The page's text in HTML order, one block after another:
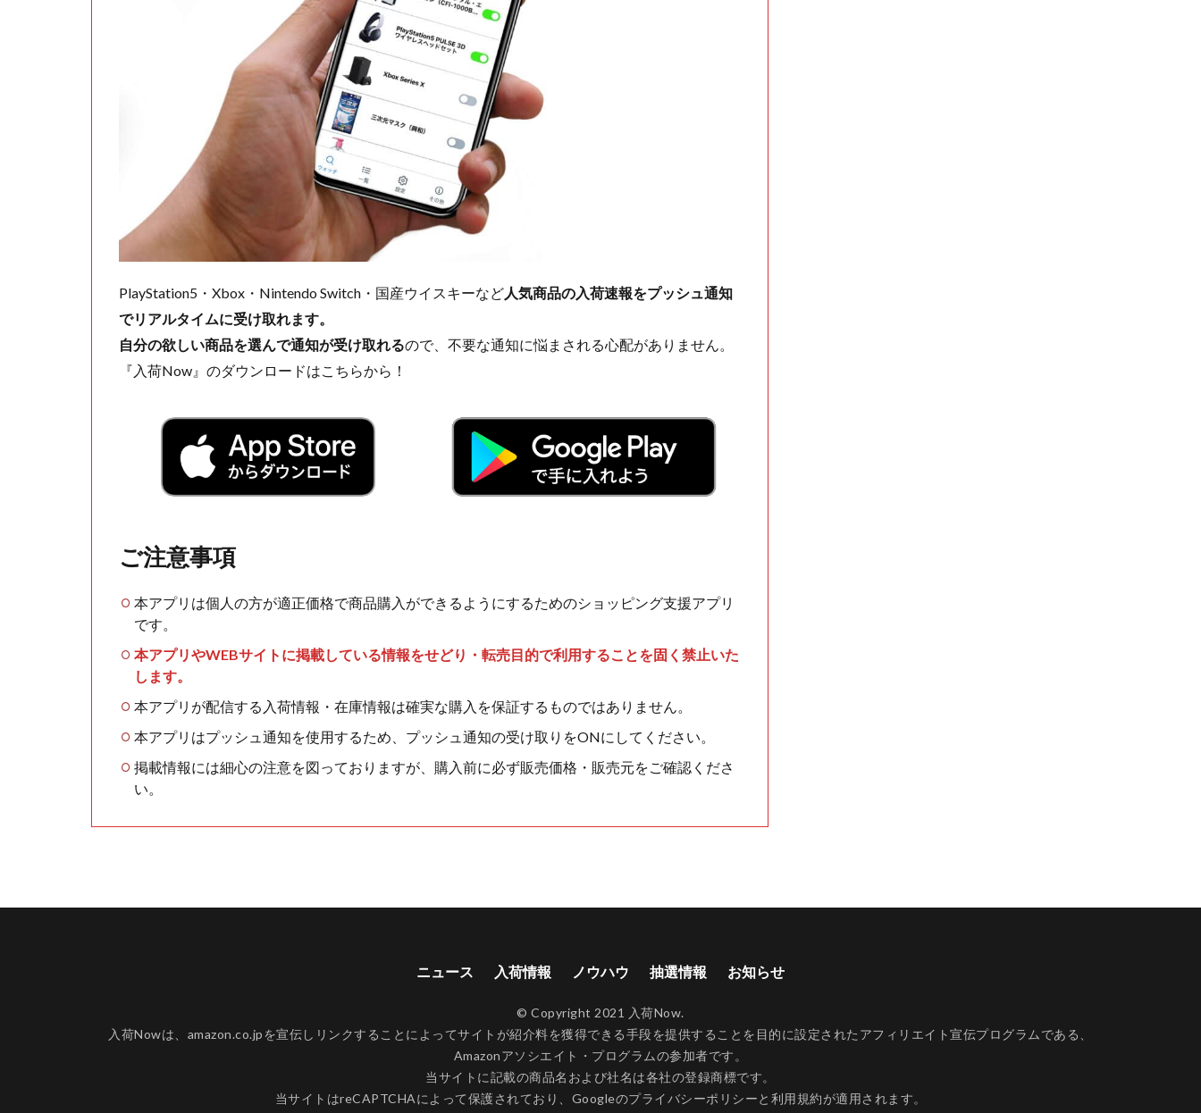
PlayStation5・Xbox・Nintendo Switch・国産ウイスキーなど人気商品の入荷速報をプッシュ通知
でリアルタイムに受け取れます。
自分の欲しい商品を選んで通知が受け取れるので、不要な通知に悩まされる心配がありません。
『入荷Now』のダウンロードはこちらから！
ご注意事項
本アプリは個人の方が適正価格で商品購入ができるようにするためのショッピング支援アプリ
です。
本アプリやWEBサイトに掲載している情報をせどり・転売目的で利用することを固く禁止いた
します。
本アプリが配信する入荷情報・在庫情報は確実な購入を保証するものではありません。
本アプリはプッシュ通知を使用するため、プッシュ通知の受け取りをONにしてください。
掲載情報には細心の注意を図っておりますが、購入前に必ず販売価格・販売元をご確認くださ
い。
ニュース 入荷情報 ノウハウ 抽選情報 お知らせ
© Copyright 2021 入荷Now.
入荷Nowは、amazon.co.jpを宣伝しリンクすることによってサイトが紹介料を獲得できる手段を提供することを目的に設定されたアフィリエイト宣伝プログラムである、
Amazonアソシエイト・プログラムの参加者です。
当サイトに記載の商品名および社名は各社の登録商標です。
当サイトはreCAPTCHAによって保護されており、Googleのプライバシーポリシーと 利用規約が適用されます。